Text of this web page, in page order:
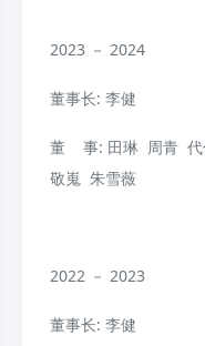
2023 － 2024
董事长: 李健
董 事: 田琳 周青
敬嵬 朱雪薇
2022 － 2023
董事长: 李健